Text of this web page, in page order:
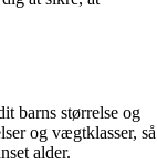
barns størrelse og
og vægtklasser, så
alder.